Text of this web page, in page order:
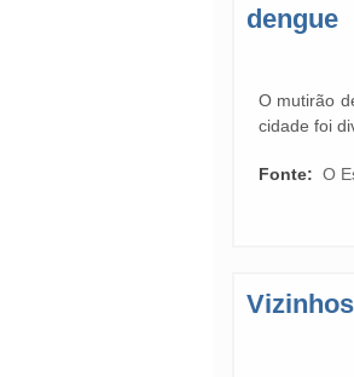
dengue
O mutirão
cidade foi
Fonte: O